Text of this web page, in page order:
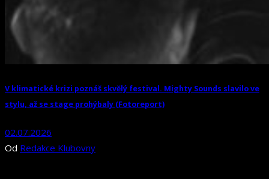
V klimatické krizi poznáš skvělý festival. Mighty Sounds slavilo ve
stylu, až se stage prohýbaly (Fotoreport)
02.07.2026
Od Redakce Klubovny